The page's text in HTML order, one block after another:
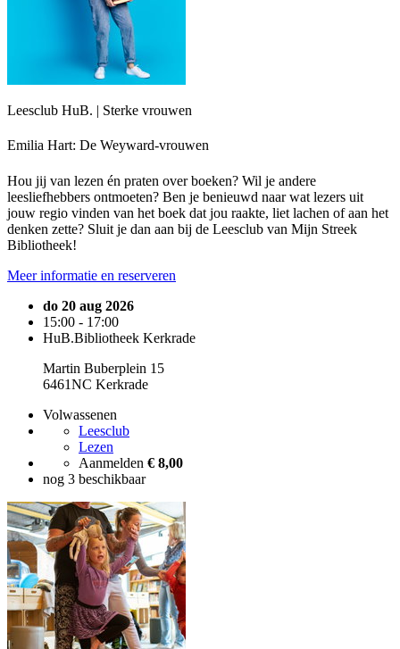
Leesclub HuB. | Sterke vrouwen
Emilia Hart: De Weyward-vrouwen
Hou jij van lezen én praten over boeken? Wil je andere
leesliefhebbers ontmoeten? Ben je benieuwd naar wat lezers uit
jouw regio vinden van het boek dat jou raakte, liet lachen of aan het
denken zette? Sluit je dan aan bij de Leesclub van Mijn Streek
Bibliotheek!
Meer informatie en reserveren
do 20 aug 2026
15:00 - 17:00
HuB.Bibliotheek Kerkrade
Martin Buberplein 15
6461NC Kerkrade
Volwassenen
Leesclub
Lezen
Aanmelden € 8,00
nog 3 beschikbaar